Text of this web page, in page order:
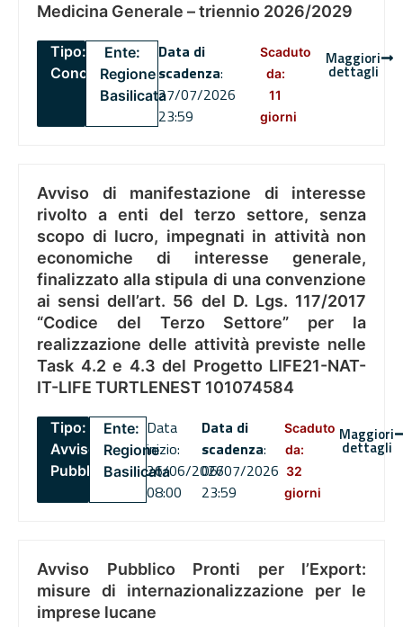
Medicina Generale – triennio 2026/2029
Tipo:
Concorsi
Ente:
Regione
Basilicata
Data di
scadenza:
27/07/2026
23:59
Scaduto
da:
11
giorni
Maggiori
dettagli
Avviso di manifestazione di interesse
rivolto a enti del terzo settore, senza
scopo di lucro, impegnati in attività non
economiche di interesse generale,
finalizzato alla stipula di una convenzione
ai sensi dell’art. 56 del D. Lgs. 117/2017
“Codice del Terzo Settore” per la
realizzazione delle attività previste nelle
Task 4.2 e 4.3 del Progetto LIFE21-NAT-
IT-LIFE TURTLENEST 101074584
Tipo:
Avviso
Pubblico
Ente:
Regione
Basilicata
Data
inizio:
26/06/2026
08:00
Data di
scadenza:
06/07/2026
23:59
Scaduto
da:
32
giorni
Maggiori
dettagli
Avviso Pubblico Pronti per l’Export:
misure di internazionalizzazione per le
imprese lucane